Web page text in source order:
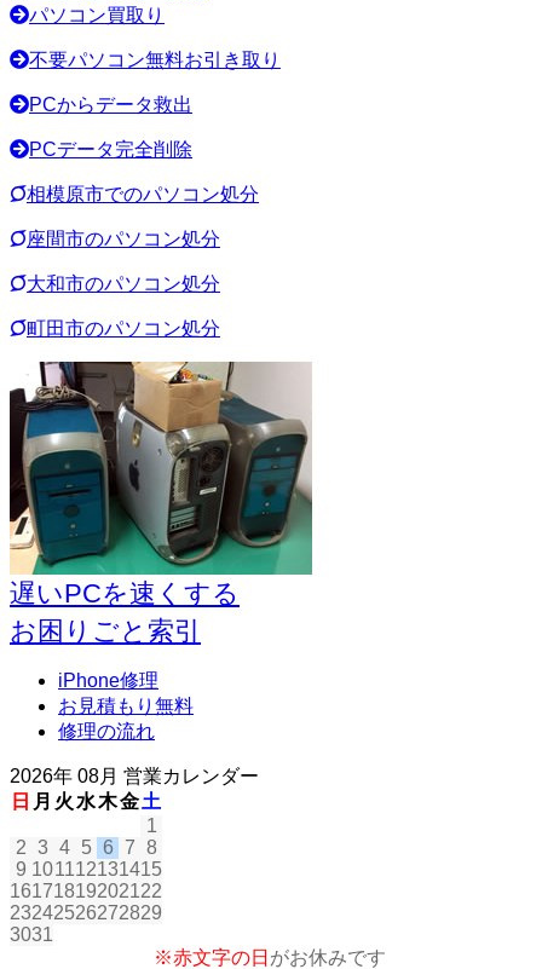
パソコン買取り
不要パソコン無料お引き取り
PCからデータ救出
PCデータ完全削除
相模原市でのパソコン処分
座間市のパソコン処分
大和市のパソコン処分
町田市のパソコン処分
遅いPCを速くする
お困りごと索引
iPhone修理
お見積もり無料
修理の流れ
2026年 08月 営業カレンダー
日 月 火 水木金土
1
2 3 4 5 6 7 8
9 101112131415
16171819202122
23242526272829
3031
※赤文字の日 がお休みです